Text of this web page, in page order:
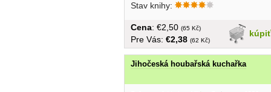
Stav knihy:
kúpiť
Cena: €2,50 (65 Kč)
Pre Vás: €2,38 (62 Kč)
Jihočeská houbařská kuchařka